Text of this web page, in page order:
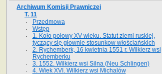
Archiwum Komisji Prawniczej
T. 11
Przedmowa
Wstęp
1. Koło połowy XV wieku. Statut ziemi ruskiej,
tyczący się głownie stosunkow włościańskich
2. Rychemberk, 16 kwietnia 1551 r. Wilkierz wsi
Rychemberku
3. 1552. Wilkierz wsi Silna (Neu Schlingen)
4. Wiek XVI. Wilkierz wsi Michalów